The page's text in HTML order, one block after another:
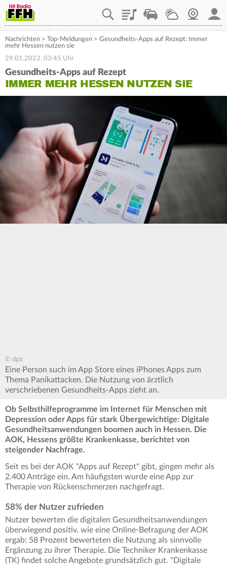
PlaylistStaupilotWetterWebcam
Nachrichten > Top-Meldungen > Gesundheits-Apps auf Rezept: Immer
mehr Hessen nutzen sie
29.01.2023, 03:45 Uhr
Gesundheits-Apps auf Rezept
IMMER MEHR HESSEN NUTZEN SIE
© dpa
Eine Person such im App Store eines iPhones Apps zum
Thema Panikattacken. Die Nutzung von ärztlich
verschriebenen Gesundheits-Apps zieht an.
Ob Selbsthilfeprogramme im Internet für Menschen mit
Depression oder Apps für stark Übergewichtige: Digitale
Gesundheitsanwendungen boomen auch in Hessen. Die
AOK, Hessens größte Krankenkasse, berichtet von
steigender Nachfrage.
Seit es bei der AOK "Apps auf Rezept" gibt, gingen mehr als
2.400 Anträge ein. Am häufigsten wurde eine App zur
Therapie von Rückenschmerzen nachgefragt.
58% der Nutzer zufrieden
Nutzer bewerten die digitalen Gesundheitsanwendungen
überwiegend positiv, wie eine Online-Befragung der AOK
ergab: 58 Prozent bewerteten die Nutzung als sinnvolle
Ergänzung zu ihrer Therapie. Die Techniker Krankenkasse
(TK) findet solche Angebote grundsätzlich gut. "Digitale